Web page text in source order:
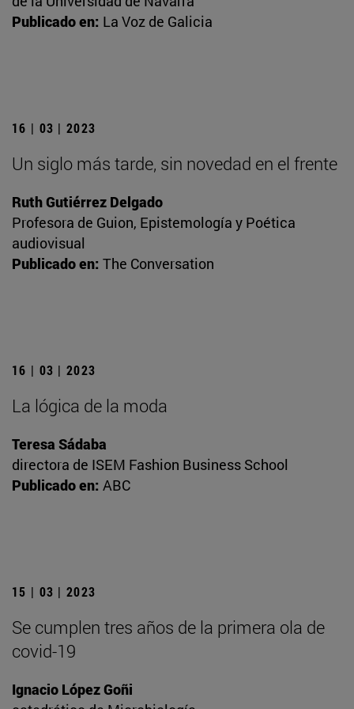
Publicado en: La Voz de Galicia
16 | 03 | 2023
Un siglo más tarde, sin novedad en el frente
Ruth Gutiérrez Delgado
Profesora de Guion, Epistemología y Poética
audiovisual
Publicado en: The Conversation
16 | 03 | 2023
La lógica de la moda
Teresa Sádaba
directora de ISEM Fashion Business School
Publicado en: ABC
15 | 03 | 2023
Se cumplen tres años de la primera ola de
covid-19
Ignacio López Goñi